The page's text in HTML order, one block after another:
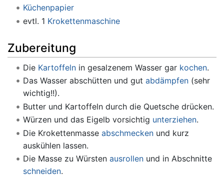
Küchenpapier
evtl. 1 Krokettenmaschine
Zubereitung
Die Kartoffelnin gesalzenem Wasser gar kochen.
Das Wasser abschütten und gut abdämpfen(sehr
wichtig!!).
Butter und Kartoffeln durch die Quetsche drücken.
Würzen und das Eigelb vorsichtig unterziehen.
Die Krokettenmasse abschmeckenund kurz
auskühlen lassen.
Die Masse zu Würsten ausrollenund in Abschnitte
schneiden.